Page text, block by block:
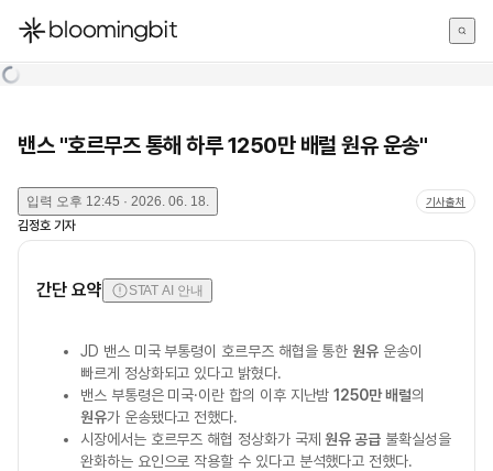
한국어
밴스 "호르무즈 통해 하루 1250만 배럴 원유 운송"
입력 오후 12:45 · 2026. 06. 18. 기사출처
김정호 기자
간단 요약 STAT AI 안내
JD 밴스 미국 부통령이 호르무즈 해협을 통한원유 운송이
빠르게 정상화되고 있다고 밝혔다.
밴스 부통령은 미국·이란 합의 이후 지난밤1250만 배럴의
원유가 운송됐다고 전했다.
시장에서는 호르무즈 해협 정상화가 국제원유 공급 불확실성을
완화하는 요인으로 작용할 수 있다고 분석했다고 전했다.